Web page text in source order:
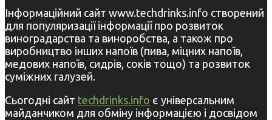
Інформаційний сайт www.techdrinks.info створений
для популяризації інформації про розвиток
виноградарства та виноробства, а також про
виробництво інших напоїв (пива, міцних напоїв,
медових напоїв, сидрів, соків тощо) та розвиток
суміжних галузей.
Сьогодні сайт techdrinks.info є універсальним
майданчиком для обміну інформацією і досвідом